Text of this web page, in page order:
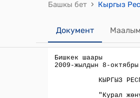
Башкы бет ›
Документ